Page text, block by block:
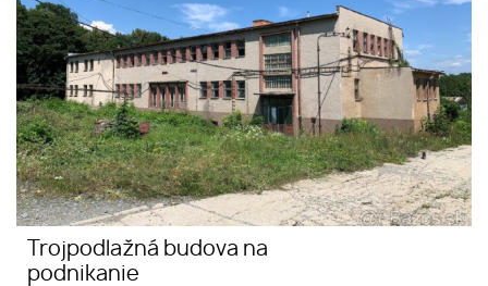
Trojpodlažná budova na
podnikanie